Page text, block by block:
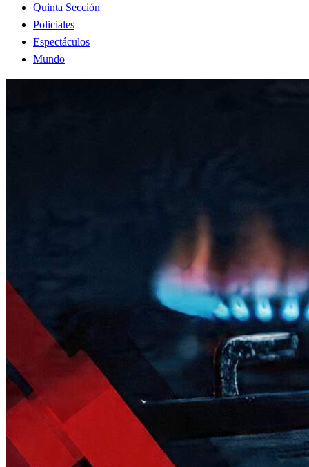
Quinta Sección
Policiales
Espectáculos
Mundo